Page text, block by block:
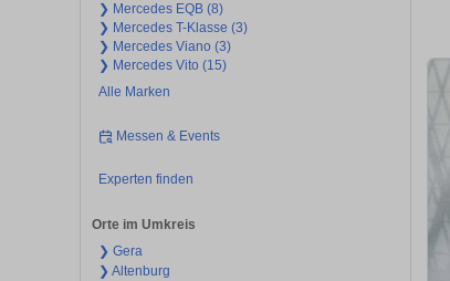
❯ Mercedes EQB (8)
❯ Mercedes T-Klasse (3)
❯ Mercedes Viano (3)
❯ Mercedes Vito (15)
Alle Marken
Messen & Events
Experten finden
Orte im Umkreis
❯ Gera
❯ Altenburg